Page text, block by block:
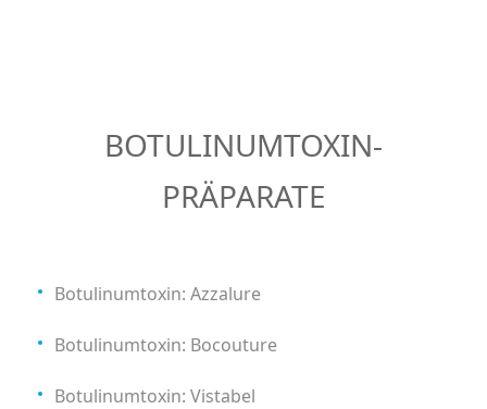
BOTULINUMTOXIN-
PRÄPARATE
Botulinumtoxin: Azzalure
Botulinumtoxin: Bocouture
Botulinumtoxin: Vistabel